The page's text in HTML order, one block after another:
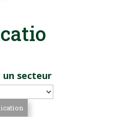
un secteur